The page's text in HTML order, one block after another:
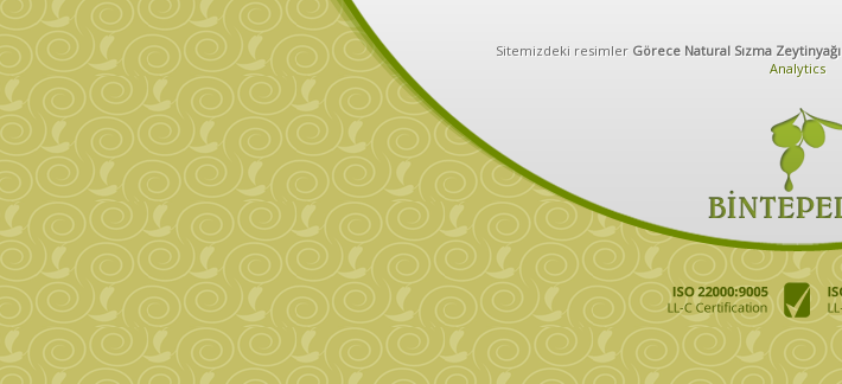
Sitemizdeki resimler Görece Natural Sızma Zeytinyağı
Analytics